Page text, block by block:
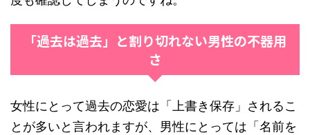
「過去は過去」と割り切れない男性の不器用
さ
女性にとって過去の恋愛は「上書き保存」されるこ
とが多いと言われますが、男性にとっては「名前を